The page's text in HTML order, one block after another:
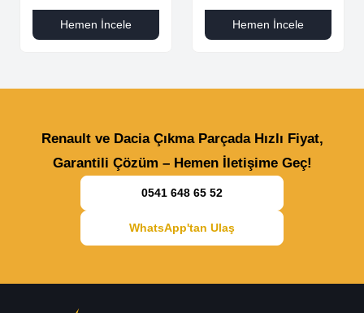
Hemen İncele Hemen İncele
Renault ve Dacia Çıkma Parçada Hızlı Fiyat,
Garantili Çözüm – Hemen İletişime Geç!
0541 648 65 52
WhatsApp'tan Ulaş